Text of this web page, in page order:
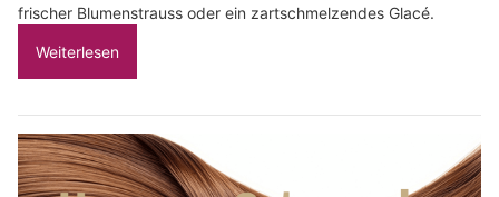
frischer Blumenstrauss oder ein zartschmelzendes Glacé.
Weiterlesen